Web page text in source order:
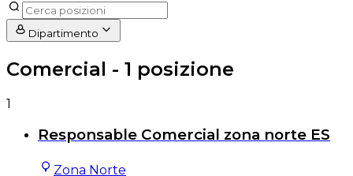
Dipartimento
Comercial - 1 posizione
1
Responsable Comercial zona norte ES
Zona Norte